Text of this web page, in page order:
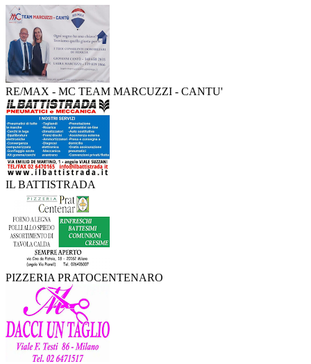
RE/MAX - MC TEAM MARCUZZI - CANTU'
IL BATTISTRADA
PIZZERIA PRATOCENTENARO